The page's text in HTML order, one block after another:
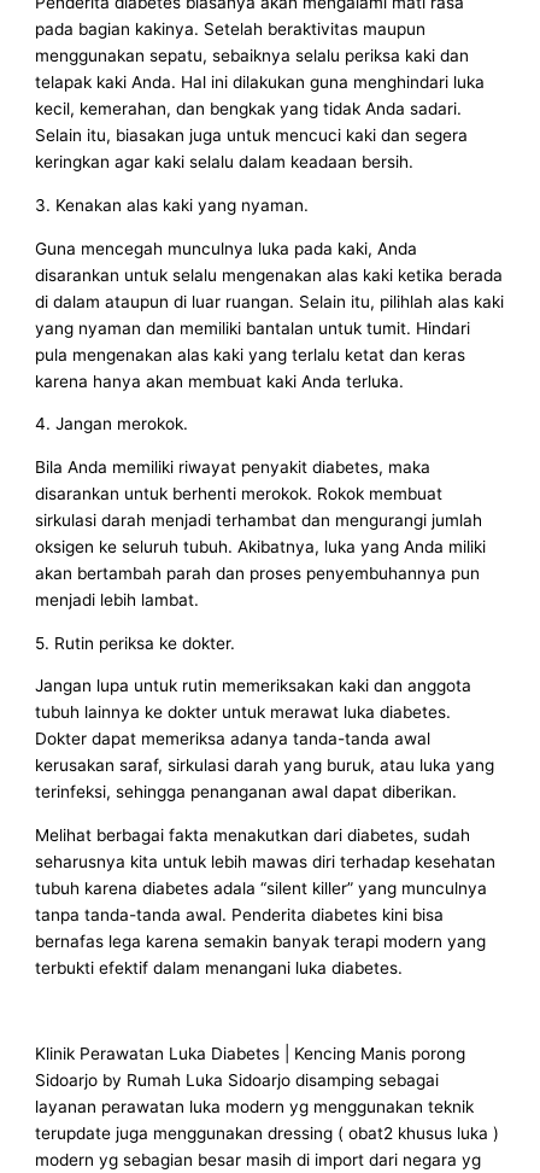
pada bagian kakinya. Setelah beraktivitas maupun
menggunakan sepatu, sebaiknya selalu periksa kaki dan
telapak kaki Anda. Hal ini dilakukan guna menghindari luka
kecil, kemerahan, dan bengkak yang tidak Anda sadari.
Selain itu, biasakan juga untuk mencuci kaki dan segera
keringkan agar kaki selalu dalam keadaan bersih.
3. Kenakan alas kaki yang nyaman.
Guna mencegah munculnya luka pada kaki, Anda
disarankan untuk selalu mengenakan alas kaki ketika berada
di dalam ataupun di luar ruangan. Selain itu, pilihlah alas kaki
yang nyaman dan memiliki bantalan untuk tumit. Hindari
pula mengenakan alas kaki yang terlalu ketat dan keras
karena hanya akan membuat kaki Anda terluka.
4. Jangan merokok.
Bila Anda memiliki riwayat penyakit diabetes, maka
disarankan untuk berhenti merokok. Rokok membuat
sirkulasi darah menjadi terhambat dan mengurangi jumlah
oksigen ke seluruh tubuh. Akibatnya, luka yang Anda miliki
akan bertambah parah dan proses penyembuhannya pun
menjadi lebih lambat.
5. Rutin periksa ke dokter.
Jangan lupa untuk rutin memeriksakan kaki dan anggota
tubuh lainnya ke dokter untuk merawat luka diabetes.
Dokter dapat memeriksa adanya tanda-tanda awal
kerusakan saraf, sirkulasi darah yang buruk, atau luka yang
terinfeksi, sehingga penanganan awal dapat diberikan.
Melihat berbagai fakta menakutkan dari diabetes, sudah
seharusnya kita untuk lebih mawas diri terhadap kesehatan
tubuh karena diabetes adala “silent killer” yang munculnya
tanpa tanda-tanda awal. Penderita diabetes kini bisa
bernafas lega karena semakin banyak terapi modern yang
terbukti efektif dalam menangani luka diabetes.
Klinik Perawatan Luka Diabetes | Kencing Manis porong
Sidoarjo by Rumah Luka Sidoarjo disamping sebagai
layanan perawatan luka modern yg menggunakan teknik
terupdate juga menggunakan dressing ( obat2 khusus luka )
modern yg sebagian besar masih di import dari negara yg